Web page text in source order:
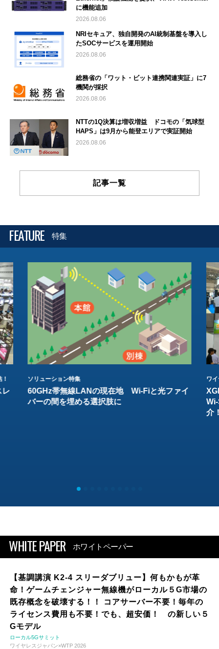
に機能追加
2026.08.06
NRIセキュア、独自開発のAI統制基盤を導入し
たSOCサービスを運用開始
2026.08.06
総務省の「ワット・ビット連携関連実証」に7
機関が採択
2026.08.06
NTTの1Q決算は増収増益 ドコモの「気球型
HAPS」は9月から能登エリアで実証開始
2026.08.06
記事一覧
FEATURE 特集
レ
ソリューション特集
60GHz帯無線LANの現在地 Wi-Fiと光ファイ
バーの間を埋める選択肢に
ワ
介
WHITE PAPER ホワイトペーパー
【基調講演 K2-4 スリーダブリュー】何もかもが革
命！ゲームチェンジャー無線機がローカル５G市場の
既存概念を破壊する！！ コアサーバー不要！毎年の
ライセンス費用も不要！でも、超安価！ の新しい５
Gモデル
ローカル5Gサミット
ワイヤレスジャパン×WTP 2026